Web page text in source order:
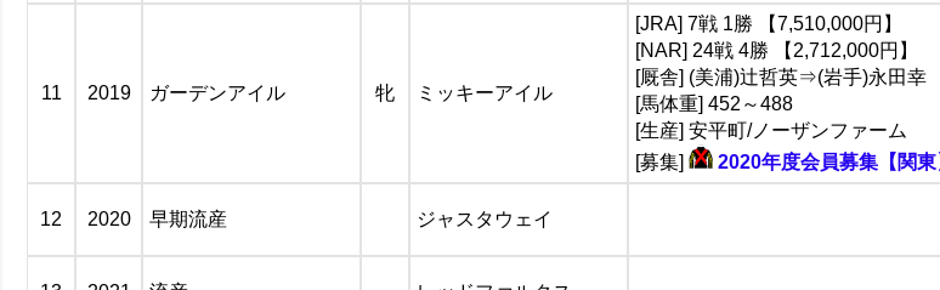
11 2019 ガーデンアイル 牝 ミッキーアイル
[JRA] 7戦 1勝 【7,510,000円】
[NAR] 24戦 4勝 【2,712,000円】
[厩舎] (美浦)辻哲英⇒(岩手)永田幸
[馬体重] 452～488
[生産] 安平町/ノーザンファーム
[募集]
2020年度会員募集【関東
12 2020 早期流産 ジャスタウェイ